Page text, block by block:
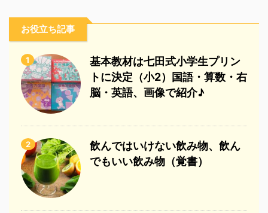
お役立ち記事
1
基本教材は七田式小学生プリン
トに決定（小2）国語・算数・右
脳・英語、画像で紹介♪
2
飲んではいけない飲み物、飲ん
でもいい飲み物（覚書）